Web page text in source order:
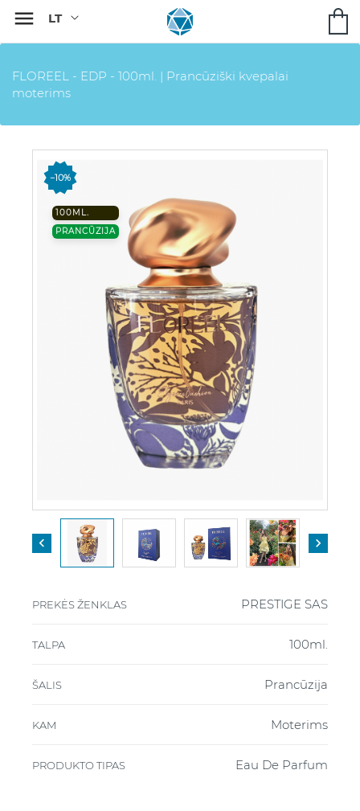

FLOREEL - EDP - 100ml. | Prancūziški kvepalai
moterims
−10%
100ML.
PRANCŪZIJA
 
PREKĖS ŽENKLAS PRESTIGE SAS
TALPA 100ml.
ŠALIS Prancūzija
KAM Moterims
PRODUKTO TIPAS Eau De Parfum